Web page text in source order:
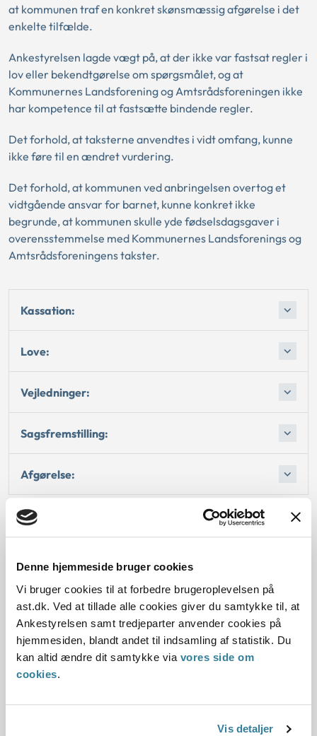
Denne hjemmeside bruger cookies
Vi bruger cookies til at forbedre brugeroplevelsen på
ast.dk. Ved at tillade alle cookies giver du samtykke til, at
Ankestyrelsen samt tredjeparter anvender cookies på
hjemmesiden, blandt andet til indsamling af statistik. Du
kan altid ændre dit samtykke via vores side om
cookies.
Vis detaljer
at kommunen traf en konkret skønsmæssig afgørelse i det
enkelte tilfælde.
Ankestyrelsen lagde vægt på, at der ikke var fastsat regler i
lov eller bekendtgørelse om spørgsmålet, og at
Kommunernes Landsforening og Amtsrådsforeningen ikke
har kompetence til at fastsætte bindende regler.
Det forhold, at taksterne anvendtes i vidt omfang, kunne
ikke føre til en ændret vurdering.
Det forhold, at kommunen ved anbringelsen overtog et
vidtgående ansvar for barnet, kunne konkret ikke
begrunde, at kommunen skulle yde fødselsdagsgaver i
overensstemmelse med Kommunernes Landsforenings og
Amtsrådsforeningens takster.
Kassation:
Love:
Vejledninger:
Sagsfremstilling:
Afgørelse:
15.11.1997
Offentliggørelsesdato
12.07.2013
Paragraf
§ 96 § 66 § 33 § 101